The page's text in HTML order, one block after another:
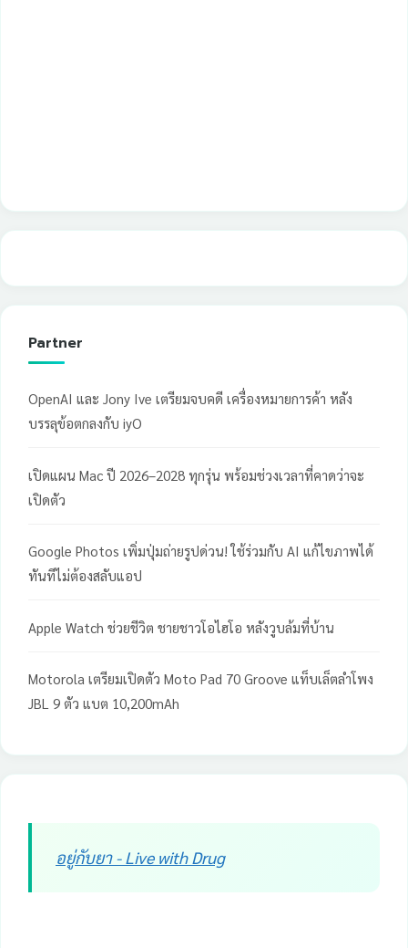
Partner
OpenAI และ Jony Ive เตรียมจบคดี เครื่องหมายการค้า หลัง
บรรลุข้อตกลงกับ iyO
เปิดแผน Mac ปี 2026–2028 ทุกรุ่น พร้อมช่วงเวลาที่คาดว่าจะ
เปิดตัว
Google Photos เพิ่มปุ่มถ่ายรูปด่วน! ใช้ร่วมกับ AI แก้ไขภาพได้
ทันทีไม่ต้องสลับแอป
Apple Watch ช่วยชีวิต ชายชาวโอไฮโอ หลังวูบล้มที่บ้าน
Motorola เตรียมเปิดตัว Moto Pad 70 Groove แท็บเล็ตลำโพง
JBL 9 ตัว แบต 10,200mAh
อยู่กับยา - Live with Drug